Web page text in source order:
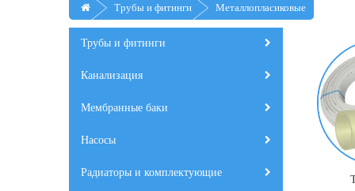
Трубы и фитинги Металлопласиковые
Трубы и фитинги
Канализация
Мембранные баки
Насосы
Радиаторы и комплектующие